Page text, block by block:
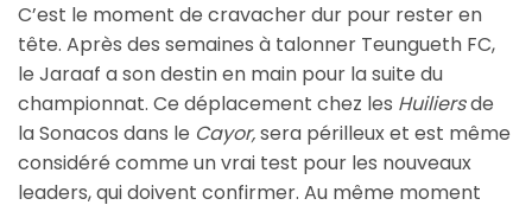
C’est le moment de cravacher dur pour rester en
tête. Après des semaines à talonner Teungueth FC,
le Jaraaf a son destin en main pour la suite du
championnat. Ce déplacement chez les Huiliersde
la Sonacos dans le Cayor,sera périlleux et est même
considéré comme un vrai test pour les nouveaux
leaders, qui doivent confirmer. Au même moment